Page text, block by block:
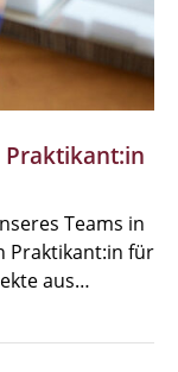
Teams in
Praktikant:in für
aus…